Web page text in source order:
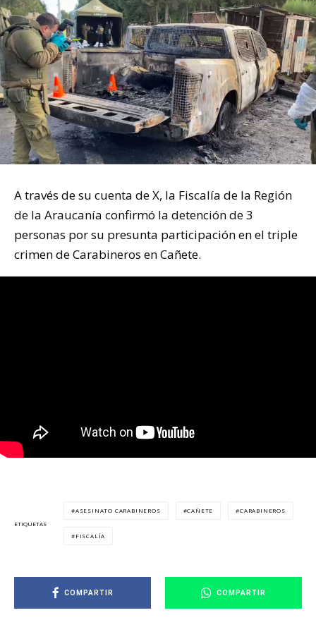
A través de su cuenta de X, la Fiscalía de la Región
de la Araucanía confirmó la detención de 3
personas por su presunta participación en el triple
crimen de Carabineros en Cañete.
ETIQUETAS
ASESINATO CARABINEROS CAÑETE CARABINEROS
FISCALÍA
COMPARTIR COMPARTIR